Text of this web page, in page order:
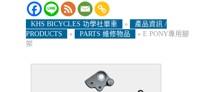
KHS BICYCLES 功學社單車 »
產品資訊 /
PRODUCTS
» PARTS 維修物品 » E PONY專用腳
架